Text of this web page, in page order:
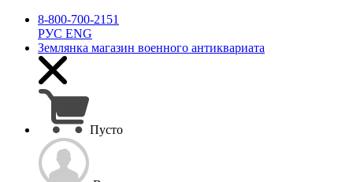
8-800-700-2151
РУС ENG
Землянка магазин военного антиквариата
Пусто